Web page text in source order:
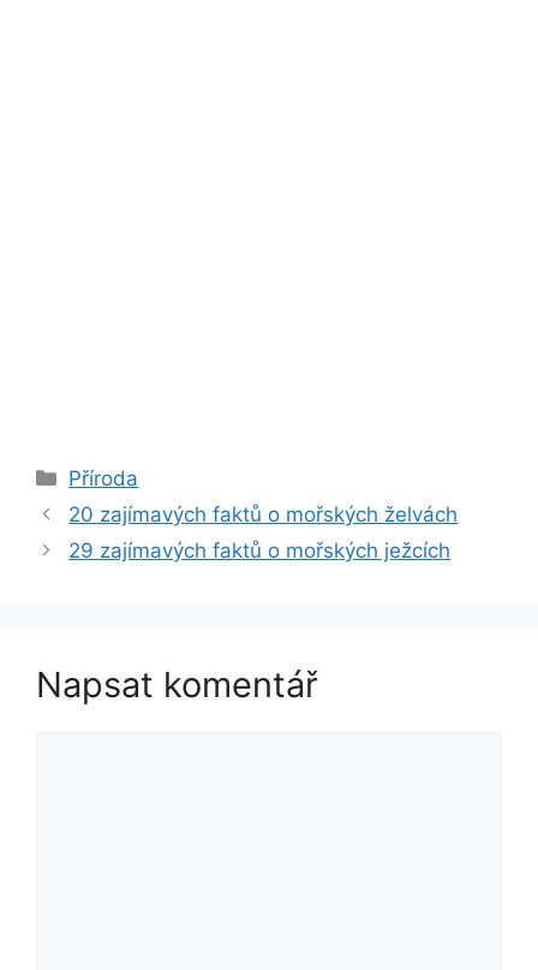
Rubriky
Příroda
20 zajímavých faktů o mořských želvách
29 zajímavých faktů o mořských ježcích
Napsat komentář